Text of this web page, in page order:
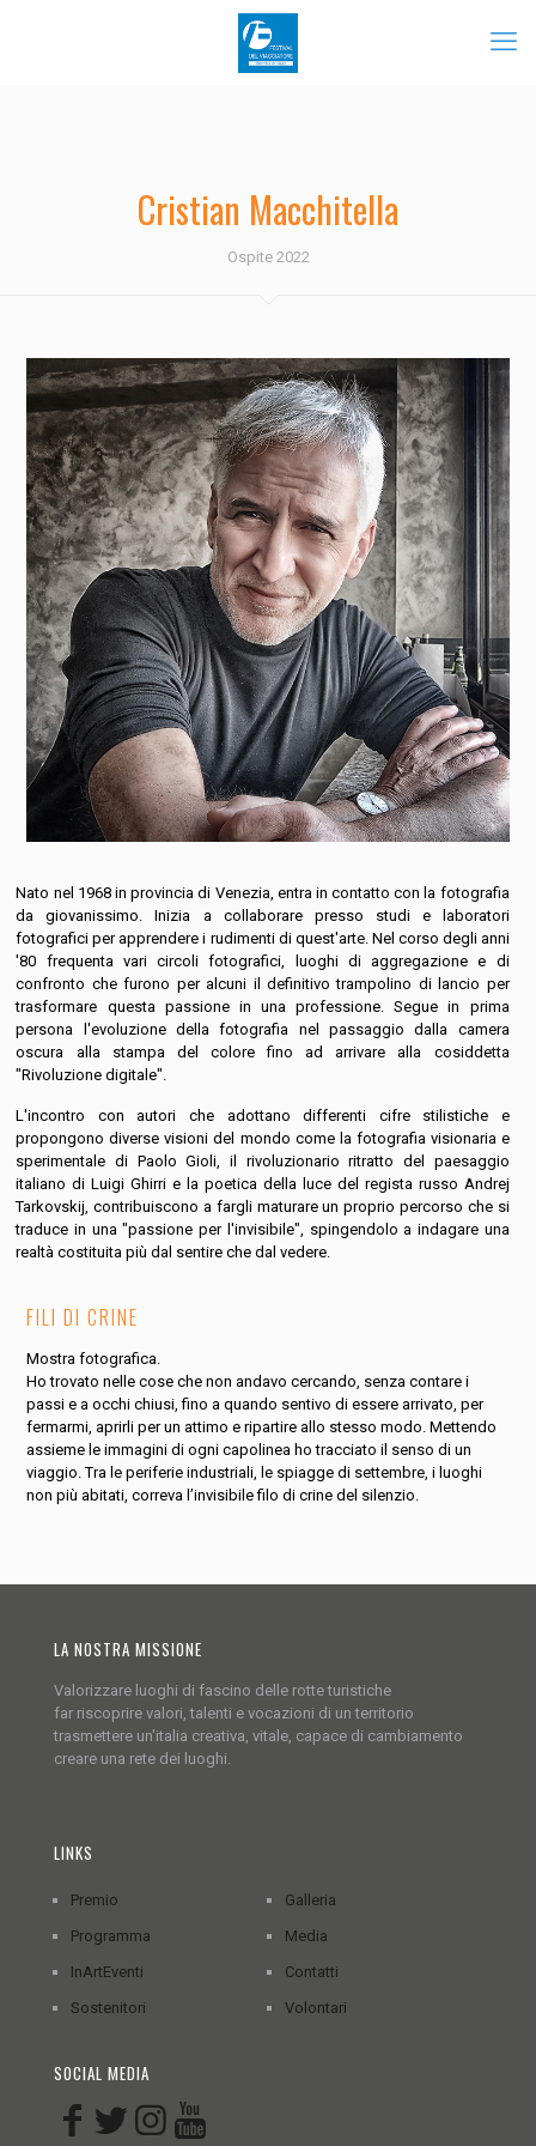
Cristian Macchitella
Ospite 2022
Nato nel 1968 in provincia di Venezia, entra in contatto con la fotografia
da giovanissimo. Inizia a collaborare presso studi e laboratori
fotografici per apprendere i rudimenti di quest'arte. Nel corso degli anni
'80 frequenta vari circoli fotografici, luoghi di aggregazione e di
confronto che furono per alcuni il definitivo trampolino di lancio per
trasformare questa passione in una professione. Segue in prima
persona l'evoluzione della fotografia nel passaggio dalla camera
oscura alla stampa del colore fino ad arrivare alla cosiddetta
"Rivoluzione digitale".
L'incontro con autori che adottano differenti cifre stilistiche e
propongono diverse visioni del mondo come la fotografia visionaria e
sperimentale di Paolo Gioli, il rivoluzionario ritratto del paesaggio
italiano di Luigi Ghirri e la poetica della luce del regista russo Andrej
Tarkovskij, contribuiscono a fargli maturare un proprio percorso che si
traduce in una "passione per l'invisibile", spingendolo a indagare una
realtà costituita più dal sentire che dal vedere.
FILI DI CRINE
Mostra fotografica.
Ho trovato nelle cose che non andavo cercando, senza contare i
passi e a occhi chiusi, fino a quando sentivo di essere arrivato, per
fermarmi, aprirli per un attimo e ripartire allo stesso modo. Mettendo
assieme le immagini di ogni capolinea ho tracciato il senso di un
viaggio. Tra le periferie industriali, le spiagge di settembre, i luoghi
non più abitati, correva l’invisibile filo di crine del silenzio.
LA NOSTRA MISSIONE
Valorizzare luoghi di fascino delle rotte turistiche
far riscoprire valori, talenti e vocazioni di un territorio
trasmettere un'italia creativa, vitale, capace di cambiamento
creare una rete dei luoghi.
LINKS
Premio
Programma
InArtEventi
Sostenitori
Galleria
Media
Contatti
Volontari
SOCIAL MEDIA